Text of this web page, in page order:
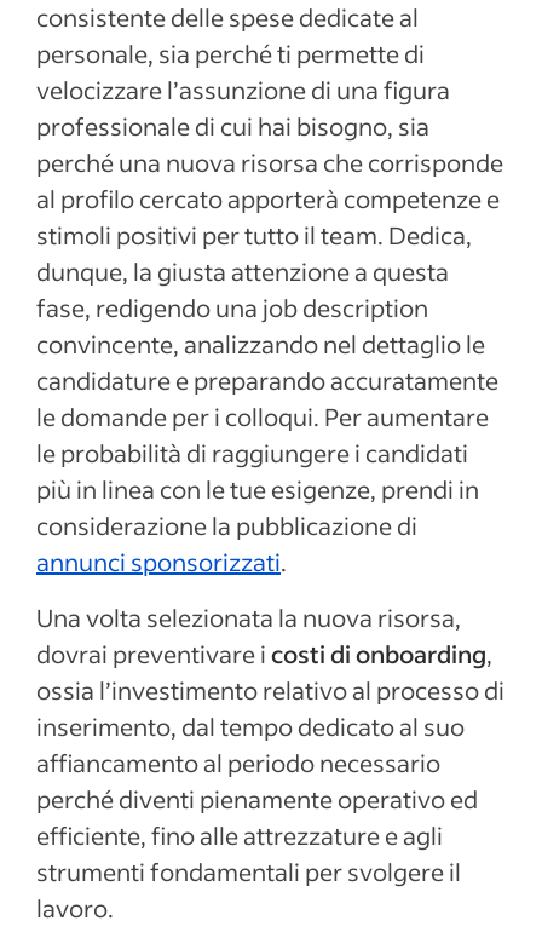
consistente delle spese dedicate al
personale, sia perché ti permette di
velocizzare l’assunzione di una figura
professionale di cui hai bisogno, sia
perché una nuova risorsa che corrisponde
al profilo cercato apporterà competenze e
stimoli positivi per tutto il team. Dedica,
dunque, la giusta attenzione a questa
fase, redigendo una job description
convincente, analizzando nel dettaglio le
candidature e preparando accuratamente
le domande per i colloqui. Per aumentare
le probabilità di raggiungere i candidati
più in linea con le tue esigenze, prendi in
considerazione la pubblicazione di
annunci sponsorizzati.
Una volta selezionata la nuova risorsa,
dovrai preventivare icosti di onboarding,
ossia l’investimento relativo al processo di
inserimento, dal tempo dedicato al suo
affiancamento al periodo necessario
perché diventi pienamente operativo ed
efficiente, fino alle attrezzature e agli
strumenti fondamentali per svolgere il
lavoro.